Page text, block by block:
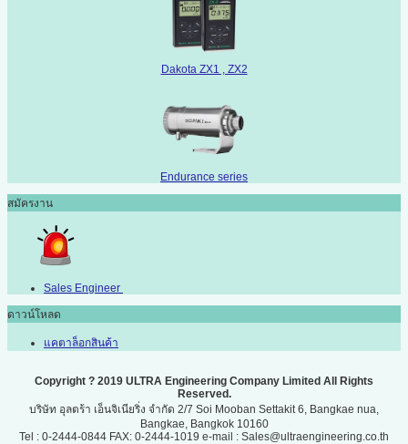
Dakota ZX1 , ZX2
Endurance series
สมัครงาน
Sales Engineer
ดาวน์โหลด
แคตาล็อกสินค้า
Copyright ? 2019 ULTRA Engineering Company Limited All Rights
Reserved.
บริษัท อุลตร้า เอ็นจิเนียริ่ง จำกัด 2/7 Soi Mooban Settakit 6, Bangkae nua,
Bangkae, Bangkok 10160
Tel : 0-2444-0844 FAX: 0-2444-1019 e-mail : Sales@ultraengineering.co.th